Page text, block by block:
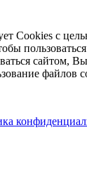
Cookies с
сайтом, Вы
файлов